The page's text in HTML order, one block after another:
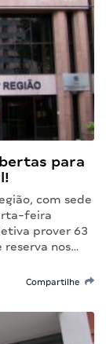
para
com sede
feira
prover 63
reserva nos…
Compartilhe